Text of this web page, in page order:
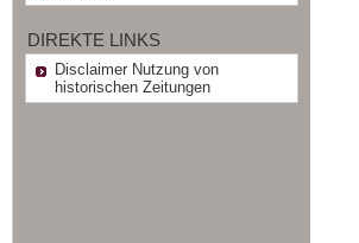
DIREKTE LINKS
Disclaimer Nutzung von
historischen Zeitungen